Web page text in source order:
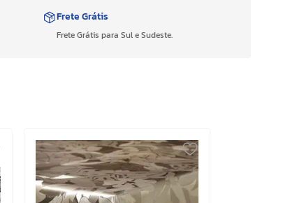
Frete Grátis
Frete Grátis para Sul e Sudeste.